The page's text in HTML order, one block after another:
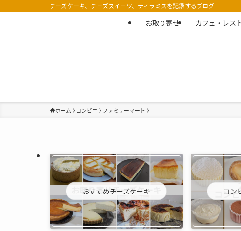
チーズケーキ、チーズスイーツ、ティラミスを記録するブログ
お取り寄せ カフェ・レス
ホーム コンビニ ファミリーマート
おすすめチーズケーキ コン